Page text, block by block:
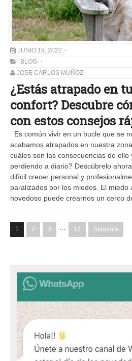
JUNIO 19, 2022
BLOG
JOSE CARLOS MUÑOZ
¿Estás atrapado en
confort? Descubre
con estos consejos
Es común vivir en un bucle que se
acabamos atrapados en nuestra
cuáles son las consecuencias de ello
perdiendo a diario? Descúbrelo
difícil crecer personal y
paralizados por los miedos. El miedo
novedoso puede crearnos un cerco
1 2 3 … 13 Siguente